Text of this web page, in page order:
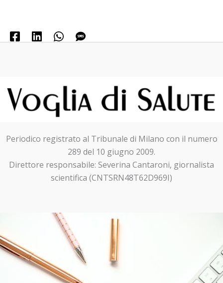
Periodico registrato al Tribunale di Milano con il numero
289 del 10 giugno 2009.
Direttore responsabile: Severina Cantaroni, giornalista
scientifica (CNTSRN48T62D969I)